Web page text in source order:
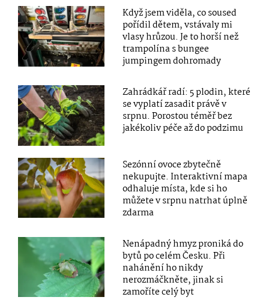
Když jsem viděla, co soused
pořídil dětem, vstávaly mi
vlasy hrůzou. Je to horší než
trampolína s bungee
jumpingem dohromady
Zahrádkář radí: 5 plodin, které
se vyplatí zasadit právě v
srpnu. Porostou téměř bez
jakékoliv péče až do podzimu
Sezónní ovoce zbytečně
nekupujte. Interaktivní mapa
odhaluje místa, kde si ho
můžete v srpnu natrhat úplně
zdarma
Nenápadný hmyz proniká do
bytů po celém Česku. Při
nahánění ho nikdy
nerozmáčkněte, jinak si
zamoříte celý byt